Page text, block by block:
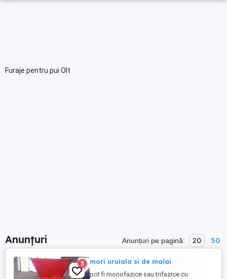
Furaje pentru pui Olt
Anunțuri Anunțuri pe pagină: 20 50
3 mori uruiala si de malai
pot fi monofazice sau trifazice cu